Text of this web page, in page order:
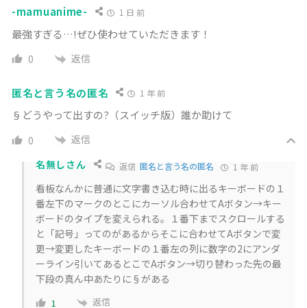
-mamuanime- 1 日 前
最強すぎる…!ぜひ使わせていただきます！
0 返信
匿名と言う名の匿名 1 年 前
§どうやって出すの?（スイッチ版）誰か助けて
0
返信
名無しさん
返信 匿名と言う名の匿名 1 年 前
看板なんかに普通に文字書き込む時に出るキーボードの１
番左下のマークのとこにカーソル合わせてAボタン→キー
ボードのタイプを変えられる。１番下までスクロールする
と「記号」ってのがあるからそこに合わせてAボタンで変
更→変更したキーボードの１番左の列に数字の2にアンダ
ーライン引いてあるとこでAボタン→切り替わった先の最
下段の真ん中あたりに§がある
1 返信